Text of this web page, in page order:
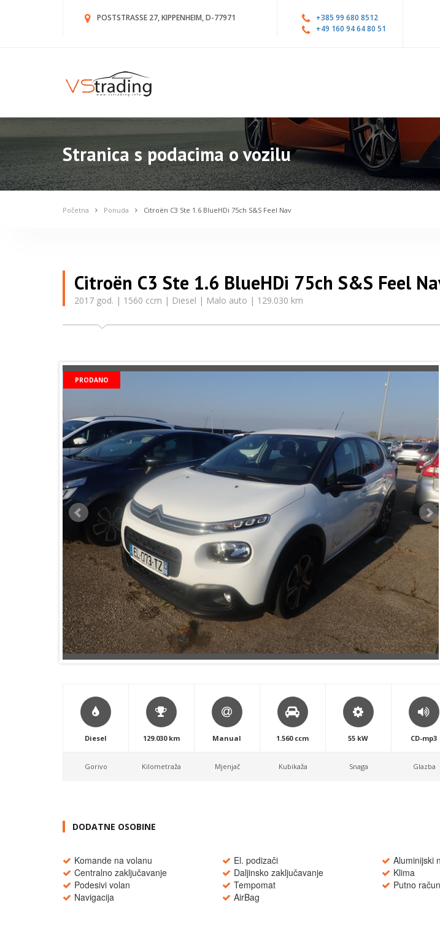
POSTSTRASSE 27, KIPPENHEIM, D-77971
+385 99 680 8512
+49 160 94 64 80 51
Stranica s podacima o vozilu
Početna Ponuda Citroën C3 Ste 1.6 BlueHDi 75ch S&S Feel Nav
Citroën C3 Ste 1.6 BlueHDi 75ch S&S Feel
2017 god. | 1560 ccm | Diesel | Malo auto | 129.030 km
PRODANO
Diesel
Gorivo
129.030 km
Kilometraža
Manual
Mjenjač
1.560 ccm
Kubikaža
55 kW
Snaga
CD-mp3
Glazba
DODATNE OSOBINE
Komande na volanu El. podizači
Aluminijski
Centralno zaključavanje
Daljinsko zaključavanje
Klima
Podesivi volan
Tempomat
Putno
Navigacija
AirBag